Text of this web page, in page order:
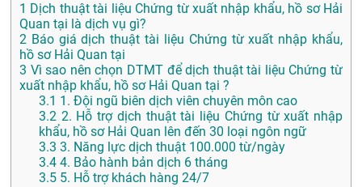
1 Dịch thuật tài liệu Chứng từ xuất nhập khẩu, hồ sơ Hải
Quan tại là dịch vụ gì?
2 Báo giá dịch thuật tài liệu Chứng từ xuất nhập khẩu,
hồ sơ Hải Quan tại
3 Vì sao nên chọn DTMT để dịch thuật tài liệu Chứng từ
xuất nhập khẩu, hồ sơ Hải Quan tại ?
3.1 1. Đội ngũ biên dịch viên chuyên môn cao
3.2 2. Hỗ trợ dịch thuật tài liệu Chứng từ xuất nhập
khẩu, hồ sơ Hải Quan lên đến 30 loại ngôn ngữ
3.3 3. Năng lực dịch thuật 100.000 từ/ngày
3.4 4. Bảo hành bản dịch 6 tháng
3.5 5. Hỗ trợ khách hàng 24/7